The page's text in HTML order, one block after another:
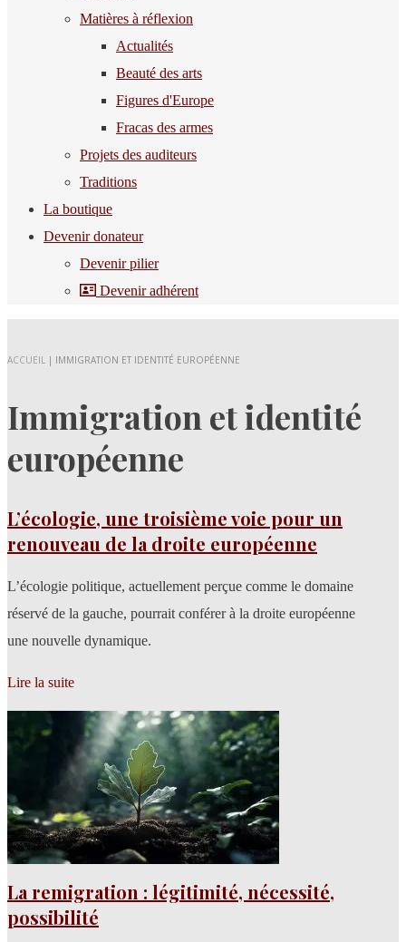
Matières à réflexion
Actualités
Beauté des arts
Figures d'Europe
Fracas des armes
Projets des auditeurs
Traditions
La boutique
Devenir donateur
Devenir pilier
Devenir adhérent
ACCUEIL | IMMIGRATION ET IDENTITÉ EUROPÉENNE
Immigration et identité
européenne
L’écologie, une troisième voie pour un
renouveau de la droite européenne
L’écologie politique, actuellement perçue comme le domaine
réservé de la gauche, pourrait conférer à la droite européenne
une nouvelle dynamique.
Lire la suite
La remigration : légitimité, nécessité,
possibilité